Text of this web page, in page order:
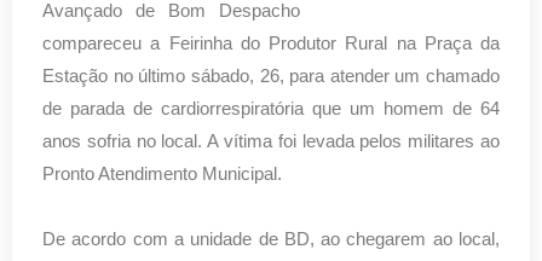
Avançado de Bom Despacho
compareceu a Feirinha do Produtor Rural na Praça da
Estação no último sábado, 26, para atender um chamado
de parada de cardiorrespiratória que um homem de 64
anos sofria no local. A vítima foi levada pelos militares ao
Pronto Atendimento Municipal.
De acordo com a unidade de BD, ao chegarem ao local,